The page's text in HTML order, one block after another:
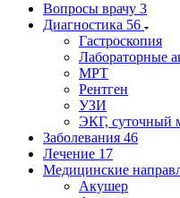
Вопросы врачу 3
Диагностика 56
Гастроскопия
Лабораторные
МРТ
Рентген
УЗИ
ЭКГ, суточный
Заболевания 46
Лечение 17
Медицинские
Акушер